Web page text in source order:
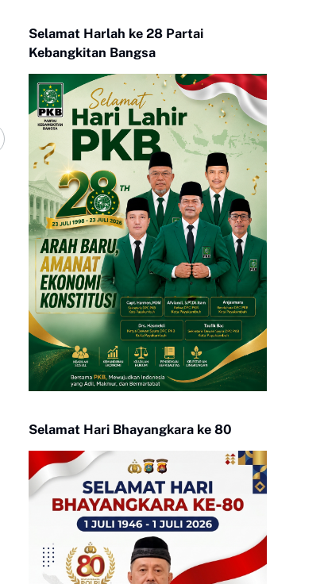
Selamat Harlah ke 28 Partai
Kebangkitan Bangsa
Selamat Hari Bhayangkara ke 80